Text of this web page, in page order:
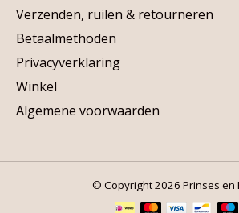
Verzenden, ruilen & retourneren
Betaalmethoden
Privacyverklaring
Winkel
Algemene voorwaarden
© Copyright 2026 Prinses en